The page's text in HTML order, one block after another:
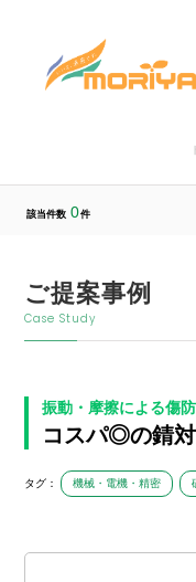
該当件数 0件
ご提案事例
Case Study
振動・摩擦による傷
コスパ◎の錆
タグ： 機械・電機・精密